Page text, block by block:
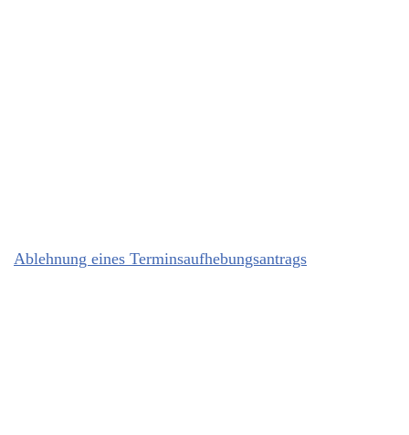
Ablehnung eines Terminsaufhebungsantrags